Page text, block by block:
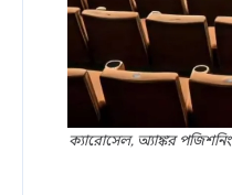
ক্যারোসেল, অ্যাঙ্কর